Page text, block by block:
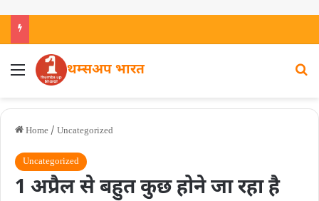
थम्सअप भारत
Home / Uncategorized
Uncategorized
1 अप्रैल से बहुत कुछ होने जा रहा है